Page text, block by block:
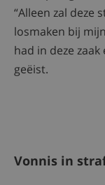
“Alleen zal deze
losmaken bij
had in deze
geëist.
Vonnis in